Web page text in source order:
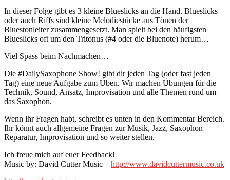
In dieser Folge gibt es 3 kleine Blueslicks an die Hand. Blueslicks
oder auch Riffs sind kleine Melodiestücke aus Tönen der
Bluestonleiter zusammengesetzt. Man spielt bei den häufigsten
Blueslicks oft um den Tritonus (#4 oder die Bluenote) herum…
Viel Spass beim Nachmachen…
Die #DailySaxophone Show! gibt dir jeden Tag (oder fast jeden
Tag) eine neue Aufgabe zum Üben. Wir machen Übungen für die
Technik, Sound, Ansatz, Improvisation und alle Themen rund um
das Saxophon.
Wenn ihr Fragen habt, schreibt es unten in den Kommentar Bereich.
Ihr könnt auch allgemeine Fragen zur Musik, Jazz, Saxophon
Reparatur, Improvisation und so weiter stellen.
Ich freue mich auf euer Feedback!
Music by: David Cutter Music – http://www.davidcuttermusic.co.uk